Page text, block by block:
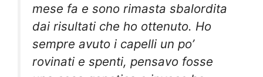
mese fa e sono rimasta sbalordita
dai risultati che ho ottenuto. Ho
sempre avuto i capelli un po’
rovinati e spenti, pensavo fosse